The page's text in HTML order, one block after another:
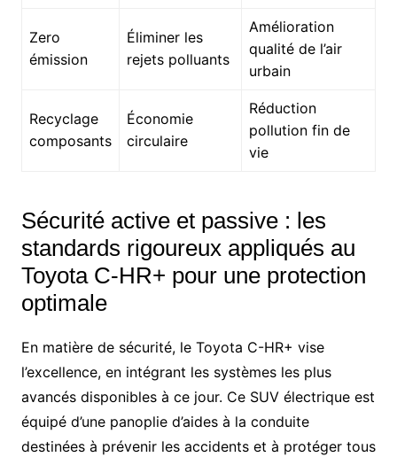
Zero
émission
Éliminer les
rejets polluants
Amélioration
qualité de l’air
urbain
Recyclage
composants
Économie
circulaire
Réduction
pollution fin de
vie
Sécurité active et passive : les
standards rigoureux appliqués au
Toyota C-HR+ pour une protection
optimale
En matière de sécurité, le Toyota C-HR+ vise
l’excellence, en intégrant les systèmes les plus
avancés disponibles à ce jour. Ce SUV électrique est
équipé d’une panoplie d’aides à la conduite
destinées à prévenir les accidents et à protéger tous